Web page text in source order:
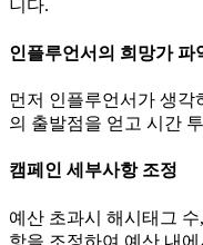
니다.
인플루언서의 희망가 파
먼저 인플루언서가 생각
의 출발점을 얻고 시간
캠페인 세부사항 조정
예산 초과시 해시태그
항을 조정하여 예산 내에